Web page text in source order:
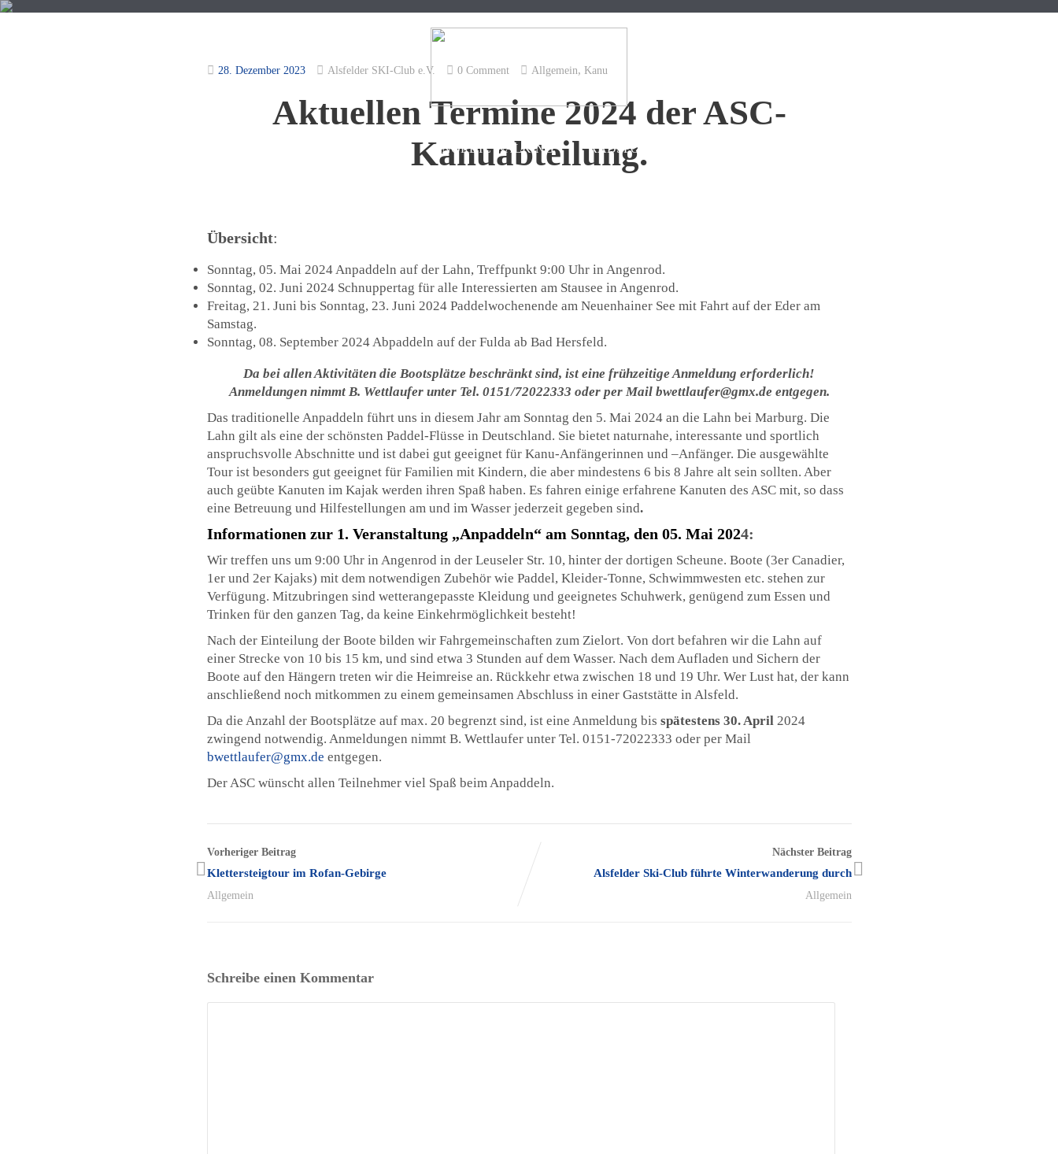
NORDIC WALKING RADSPORT
28. Dezember 2023 Alsfelder SKI-Club e.V. 0 Comment Allgemein, Kanu
Aktuellen Termine 2024 der ASC-
Kanuabteilung.
Übersicht:
Sonntag, 05. Mai 2024 Anpaddeln auf der Lahn, Treffpunkt 9:00 Uhr in Angenrod.
Sonntag, 02. Juni 2024 Schnuppertag für alle Interessierten am Stausee in Angenrod.
Freitag, 21. Juni bis Sonntag, 23. Juni 2024 Paddelwochenende am Neuenhainer See mit Fahrt auf der Eder am
Samstag.
Sonntag, 08. September 2024 Abpaddeln auf der Fulda ab Bad Hersfeld.
Da bei allen Aktivitäten die Bootsplätze beschränkt sind, ist eine frühzeitige Anmeldung erforderlich!
Anmeldungen nimmt B. Wettlaufer unter Tel. 0151/72022333 oder per Mail bwettlaufer@gmx.de entgegen.
Das traditionelle Anpaddeln führt uns in diesem Jahr am Sonntag den 5. Mai 2024 an die Lahn bei Marburg. Die
Lahn gilt als eine der schönsten Paddel-Flüsse in Deutschland. Sie bietet naturnahe, interessante und sportlich
anspruchsvolle Abschnitte und ist dabei gut geeignet für Kanu-Anfängerinnen und –Anfänger. Die ausgewählte
Tour ist besonders gut geeignet für Familien mit Kindern, die aber mindestens 6 bis 8 Jahre alt sein sollten. Aber
auch geübte Kanuten im Kajak werden ihren Spaß haben. Es fahren einige erfahrene Kanuten des ASC mit, so dass
eine Betreuung und Hilfestellungen am und im Wasser jederzeit gegeben sind.
Informationen zur 1. Veranstaltung „Anpaddeln“ am Sonntag, den 05. Mai 2024:
Wir treffen uns um 9:00 Uhr in Angenrod in der Leuseler Str. 10, hinter der dortigen Scheune. Boote (3er Canadier,
1er und 2er Kajaks) mit dem notwendigen Zubehör wie Paddel, Kleider-Tonne, Schwimmwesten etc. stehen zur
Verfügung. Mitzubringen sind wetterangepasste Kleidung und geeignetes Schuhwerk, genügend zum Essen und
Trinken für den ganzen Tag, da keine Einkehrmöglichkeit besteht!
Nach der Einteilung der Boote bilden wir Fahrgemeinschaften zum Zielort. Von dort befahren wir die Lahn auf
einer Strecke von 10 bis 15 km, und sind etwa 3 Stunden auf dem Wasser. Nach dem Aufladen und Sichern der
Boote auf den Hängern treten wir die Heimreise an. Rückkehr etwa zwischen 18 und 19 Uhr. Wer Lust hat, der kann
anschließend noch mitkommen zu einem gemeinsamen Abschluss in einer Gaststätte in Alsfeld.
Da die Anzahl der Bootsplätze auf max. 20 begrenzt sind, ist eine Anmeldung bis spätestens 30. April2024
zwingend notwendig. Anmeldungen nimmt B. Wettlaufer unter Tel. 0151-72022333 oder per Mail
bwettlaufer@gmx.de entgegen.
Der ASC wünscht allen Teilnehmer viel Spaß beim Anpaddeln.
Vorheriger Beitrag
Klettersteigtour im Rofan-Gebirge
Allgemein
Nächster Beitrag
Alsfelder Ski-Club führte Winterwanderung durch
Allgemein
Schreibe einen Kommentar